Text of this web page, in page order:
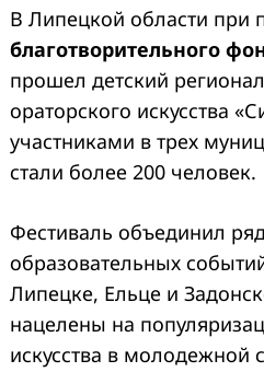
В Липецкой области при
благотворительного
прошел детский
ораторского искусства
участниками в трех
стали более 200 человек.
Фестиваль объединил
образовательных
Липецке, Ельце и
нацелены на
искусства в молодежной